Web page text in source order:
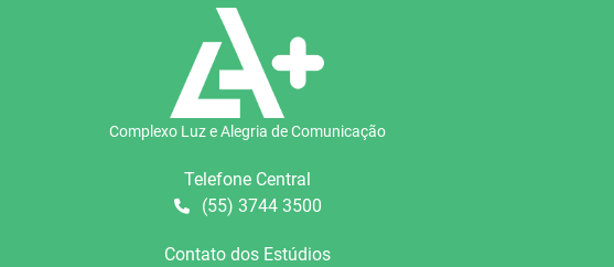
Complexo Luz e Alegria de Comunicação
Telefone Central
(55) 3744 3500
Contato dos Estúdios